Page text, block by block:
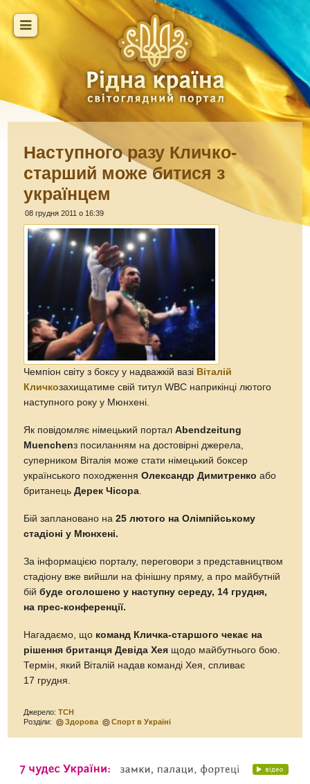
Наступного разу Кличко-
старший може битися з
українцем
08 грудня 2011 о 16:39
Чемпіон світу з боксу у надважкій вазі Віталій
Кличкозахищатиме свій титул WBC наприкінці лютого
наступного року у Мюнхені.
Як повідомляє німецький порталAbendzeitung
Muenchenз посиланням на достовірні джерела,
суперником Віталія може стати німецький боксер
українського походженняОлександр Димитренко або
британецьДерек Чісора
Бій заплановано на25 лютого на Олімпійському
стадіоні у Мюнхені.
За інформацією порталу, переговори з представництвом
стадіону вже вийшли на фінішну пряму, а про майбутній
бійбуде оголошено у наступну середу, 14 грудня,
на прес-конференції.
Нагадаємо, що команд Кличка-старшого чекає на
рішення британця Девіда Хея щодо майбутнього бою.
Термін, який Віталій надав команді Хея, спливає
17 грудня.
Джерело:ТСН
Розділи:
Здорова Спорт в Україні